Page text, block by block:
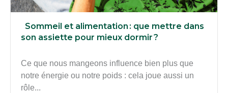
Sommeil et alimentation : que mettre dans
son assiette pour mieux dormir ?
Ce que nous mangeons influence bien plus que
notre énergie ou notre poids : cela joue aussi un
rôle...